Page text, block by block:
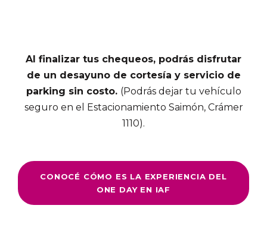
Al finalizar tus chequeos, podrás disfrutar
de un desayuno de cortesía y servicio de
parking sin costo. (Podrás dejar tu vehículo
seguro en el Estacionamiento Saimón, Crámer
1110).
CONOCÉ CÓMO ES LA EXPERIENCIA DEL
ONE DAY EN IAF